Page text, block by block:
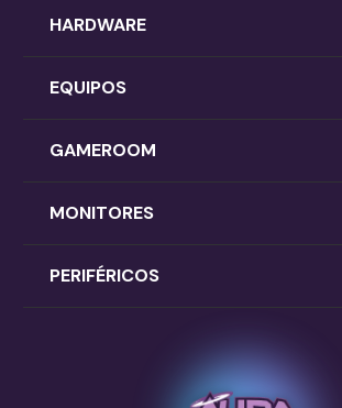
HARDWARE
EQUIPOS
GAMEROOM
MONITORES
PERIFÉRICOS